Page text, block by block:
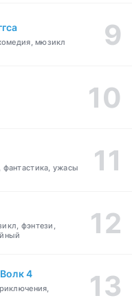
мюзикл
ужасы
фэнтези,
4